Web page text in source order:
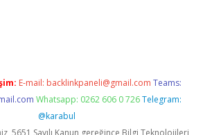
E-mail: backlinkpaneli@gmail.com Teams:
Whatsapp: 0262 606 0 726 Telegram:
@karabul
5651 Sayılı Kanun gereğince Bilgi Teknolojileri